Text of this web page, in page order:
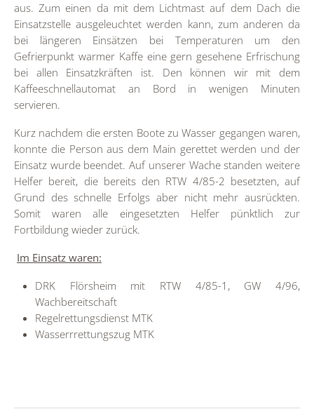
aus. Zum einen da mit dem Lichtmast auf dem Dach die
Einsatzstelle ausgeleuchtet werden kann, zum anderen da
bei längeren Einsätzen bei Temperaturen um den
Gefrierpunkt warmer Kaffe eine gern gesehene Erfrischung
bei allen Einsatzkräften ist. Den können wir mit dem
Kaffeeschnellautomat an Bord in wenigen Minuten
servieren.
Kurz nachdem die ersten Boote zu Wasser gegangen waren,
konnte die Person aus dem Main gerettet werden und der
Einsatz wurde beendet. Auf unserer Wache standen weitere
Helfer bereit, die bereits den RTW 4/85-2 besetzten, auf
Grund des schnelle Erfolgs aber nicht mehr ausrückten.
Somit waren alle eingesetzten Helfer pünktlich zur
Fortbildung wieder zurück.
Im Einsatz waren:
DRK Flörsheim mit RTW 4/85-1, GW 4/96,
Wachbereitschaft
Regelrettungsdienst MTK
Wasserrrettungszug MTK